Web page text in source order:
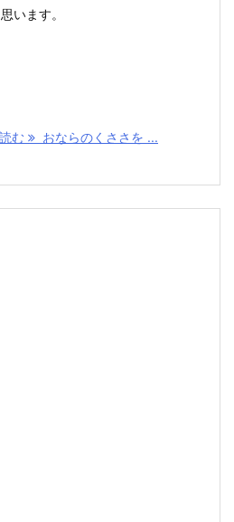
います。
む おならのくささを ...